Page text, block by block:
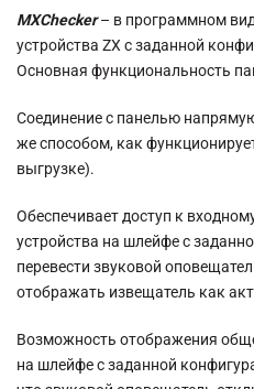
MXChecker– в программном
устройства ZX с заданной
Основная функциональность
Соединение с панелью
же способом, как
выгрузке).
Обеспечивает доступ к
устройства на шлейфе с
перевести звуковой
отображать извещатель как
Возможность отображения
на шлейфе с заданной